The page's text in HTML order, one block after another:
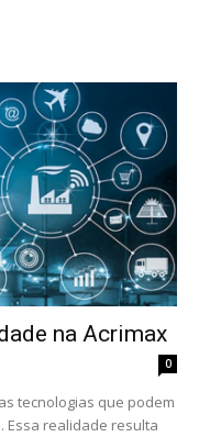
na Acrimax
0
tecnologias que podem
Essa realidade resulta